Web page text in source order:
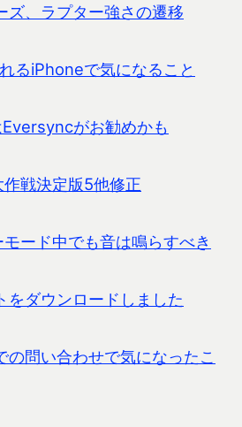
ズ、ラプター強さの遷移
るiPhoneで気になること
がお勧めかも
戦決定版5他修正
ード中でも音は鳴らすべき
をダウンロードしました
の問い合わせで気になったこ